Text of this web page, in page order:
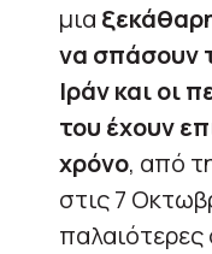
μια
να σπάσουν
Ιράν και οι
του έχουν
χρόνο, από
στις 7
παλαιότερες